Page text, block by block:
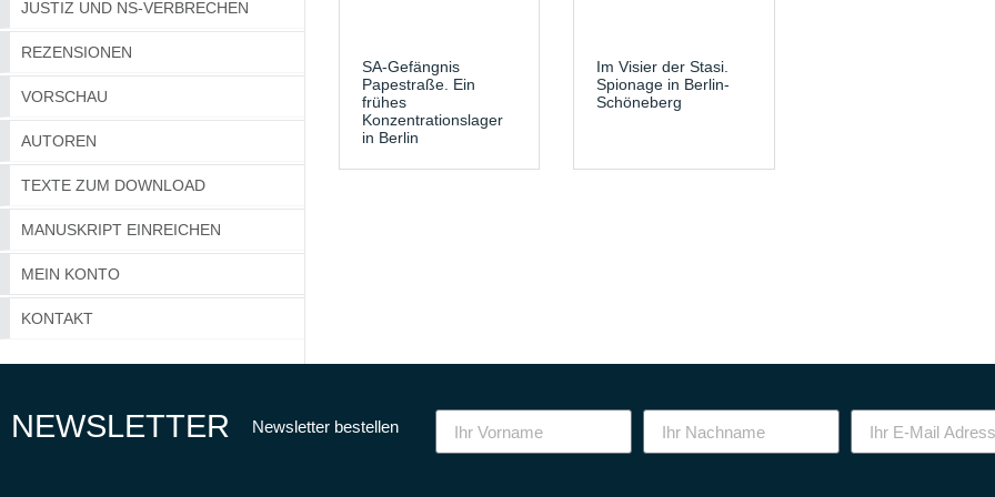
JUSTIZ UND NS-VERBRECHEN
REZENSIONEN
VORSCHAU
AUTOREN
TEXTE ZUM DOWNLOAD
MANUSKRIPT EINREICHEN
MEIN KONTO
KONTAKT
SA-Gefängnis
Papestraße. Ein
frühes
Konzentrationslager
in Berlin
Im Visier der Stasi.
Spionage in Berlin-
Schöneberg
NEWSLETTER Newsletter bestellen